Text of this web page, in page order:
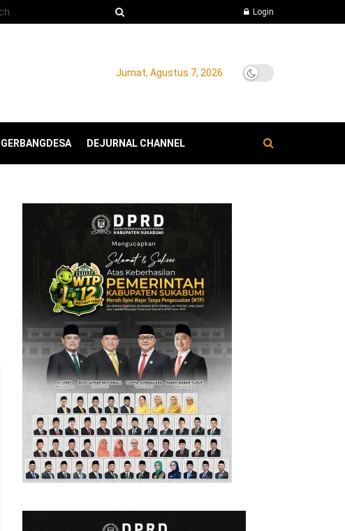
Login
Jumat, Agustus 7, 2026
GERBANGDESA DEJURNAL CHANNEL